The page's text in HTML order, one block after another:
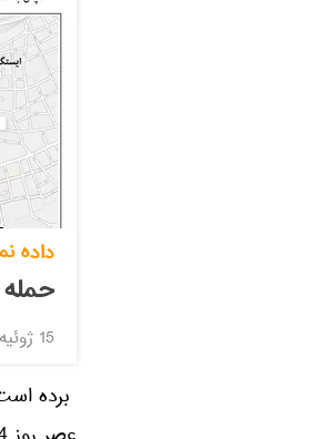
داده
15 ژوئیه 2016, 19:04
برده